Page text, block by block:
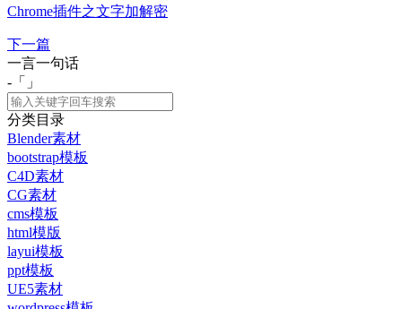
Chrome插件之文字加解密
下一篇
一言一句话
-「
」
分类目录
Blender素材
bootstrap模板
C4D素材
CG素材
cms模板
html模版
layui模板
ppt模板
UE5素材